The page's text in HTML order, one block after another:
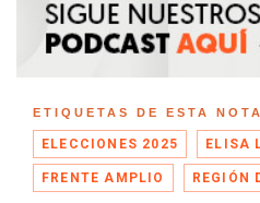
ETIQUETAS DE ESTA NOTA
ELECCIONES 2025 ELISA
FRENTE AMPLIO REGIÓN